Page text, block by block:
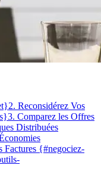
2. Reconsidérez Vos
3. Comparez les Offres
Distribuées
Factures {#negociez-